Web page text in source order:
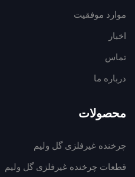
موارد موفقیت
اخبار
تماس
درباره ما
محصولات
چرخنده غیرفلزی گل ولیم
قطعات چرخنده غیرفلزی گل ولیم